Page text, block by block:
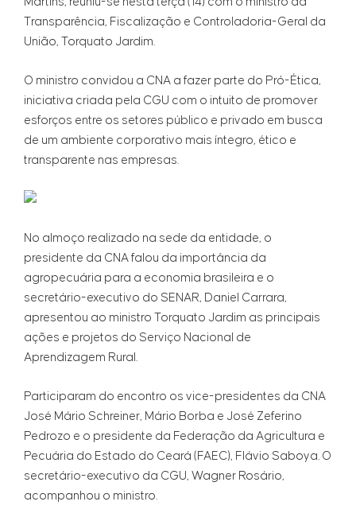
Transparência, Fiscalização e Controladoria-Geral da
União, Torquato Jardim.
O ministro convidou a CNA a fazer parte do Pró-Ética,
iniciativa criada pela CGU com o intuito de promover
esforços entre os setores público e privado em busca
de um ambiente corporativo mais íntegro, ético e
transparente nas empresas.
No almoço realizado na sede da entidade, o
presidente da CNA falou da importância da
agropecuária para a economia brasileira e o
secretário-executivo do SENAR, Daniel Carrara,
apresentou ao ministro Torquato Jardim as principais
ações e projetos do Serviço Nacional de
Aprendizagem Rural.
Participaram do encontro os vice-presidentes da CNA
José Mário Schreiner, Mário Borba e José Zeferino
Pedrozo e o presidente da Federação da Agricultura e
Pecuária do Estado do Ceará (FAEC), Flávio Saboya. O
secretário-executivo da CGU, Wagner Rosário,
acompanhou o ministro.